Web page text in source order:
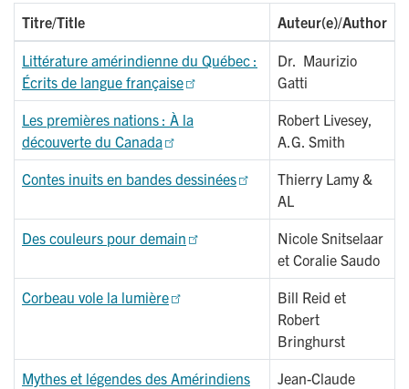
Titre/Title Auteur(e)/Author
Littérature amérindienne du Québec :
Écrits de langue française
Dr. Maurizio
Gatti
Les premières nations : À la
découverte du Canada
Robert Livesey,
A.G. Smith
Contes inuits en bandes dessinées
Thierry Lamy &
AL
Des couleurs pour demain
Nicole Snitselaar
et Coralie Saudo
Corbeau vole la lumière
Bill Reid et
Robert
Bringhurst
Mythes et légendes des Amérindiens
Jean-Claude